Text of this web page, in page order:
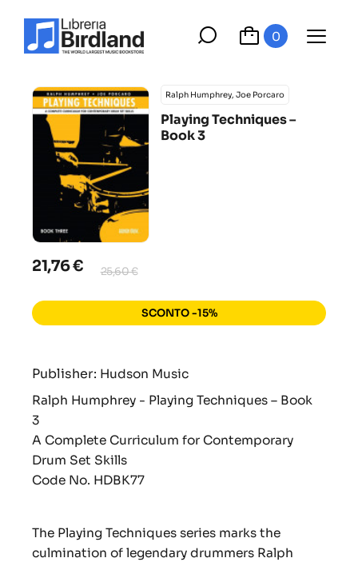
0
Ralph Humphrey, Joe Porcaro
Playing Techniques –
Book 3
21,76 € 25,60 €
SCONTO -15%
Publisher: Hudson Music
Ralph Humphrey - Playing Techniques – Book
3
A Complete Curriculum for Contemporary
Drum Set Skills
Code No. HDBK77
The Playing Techniques series marks the
culmination of legendary drummers Ralph